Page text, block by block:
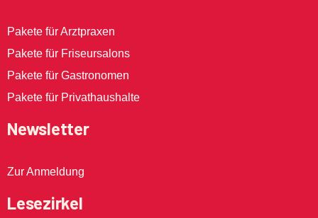
Pakete für Arztpraxen
Pakete für Friseursalons
Pakete für Gastronomen
Pakete für Privathaushalte
Newsletter
Zur Anmeldung
Lesezirkel